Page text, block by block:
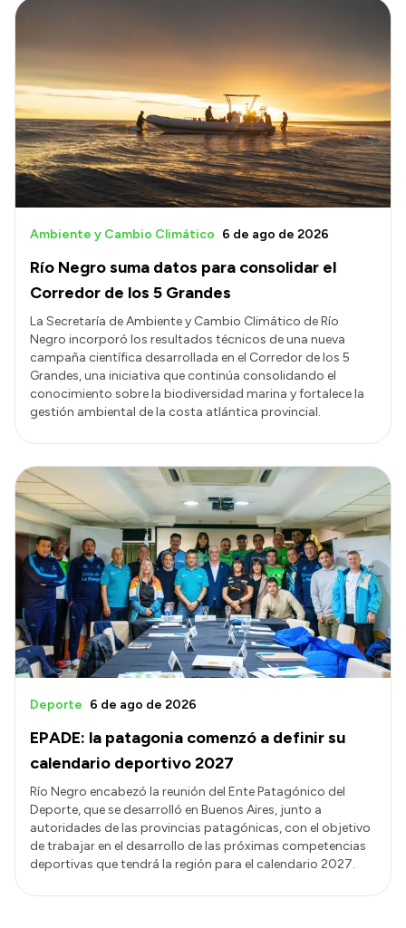
Río Negro suma datos para consolidar el
Corredor de los 5 Grandes
Ambiente y Cambio Climático 6 de ago de 2026
La Secretaría de Ambiente y Cambio Climático de Río
Negro incorporó los resultados técnicos de una nueva
campaña científica desarrollada en el Corredor de los 5
Grandes, una iniciativa que continúa consolidando el
conocimiento sobre la biodiversidad marina y fortalece la
gestión ambiental de la costa atlántica provincial.
EPADE: la patagonia comenzó a definir su
calendario deportivo 2027
Deporte 6 de ago de 2026
Río Negro encabezó la reunión del Ente Patagónico del
Deporte, que se desarrolló en Buenos Aires, junto a
autoridades de las provincias patagónicas, con el objetivo
de trabajar en el desarrollo de las próximas competencias
deportivas que tendrá la región para el calendario 2027.